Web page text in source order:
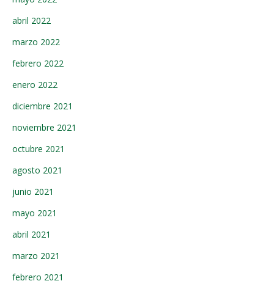
abril 2022
marzo 2022
febrero 2022
enero 2022
diciembre 2021
noviembre 2021
octubre 2021
agosto 2021
junio 2021
mayo 2021
abril 2021
marzo 2021
febrero 2021